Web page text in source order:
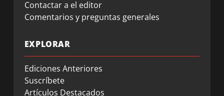
Contactar a el editor
Comentarios y preguntas generales
EXPLORAR
Ediciones Anteriores
Suscríbete
Artículos Destacados